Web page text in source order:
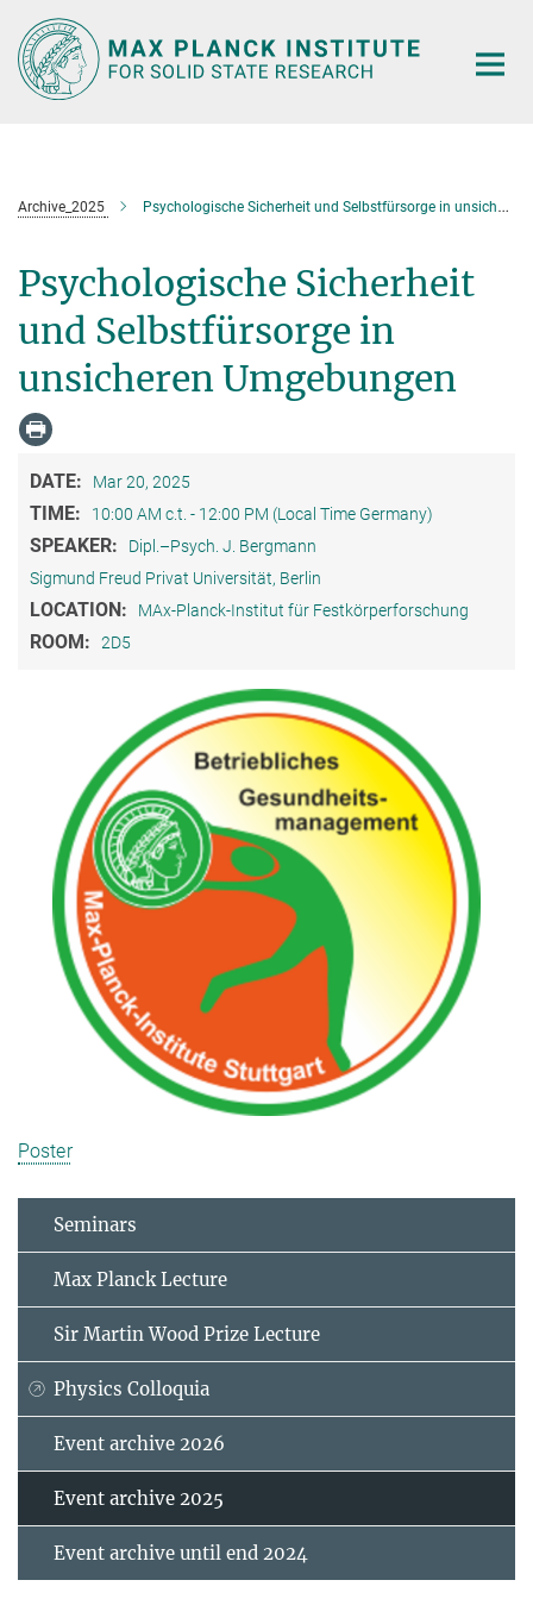
Main-
Content
Archive_2025 Psychologische Sicherheit und Selbstfürsorge in unsicheren Umgebungen
Psychologische Sicherheit
und Selbstfürsorge in
unsicheren Umgebungen
DATE: Mar 20, 2025
TIME: 10:00 AM c.t. - 12:00 PM (Local Time Germany)
SPEAKER:
Dipl.–Psych. J. Bergmann
Sigmund Freud Privat Universität, Berlin
LOCATION: MAx-Planck-Institut für Festkörperforschung
ROOM: 2D5
Poster
Seminars
Max Planck Lecture
Sir Martin Wood Prize Lecture
Physics Colloquia
Event archive 2026
Event archive 2025
Event archive until end 2024